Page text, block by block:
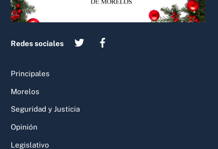
Redes sociales
Principales
Morelos
Seguridad y Justicia
Opinión
Legislativo